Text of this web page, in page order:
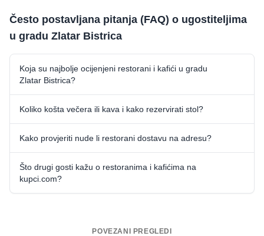
Često postavljana pitanja (FAQ) o ugostiteljima
u gradu Zlatar Bistrica
Koja su najbolje ocijenjeni restorani i kafići u gradu
Zlatar Bistrica?
Koliko košta večera ili kava i kako rezervirati stol?
Kako provjeriti nude li restorani dostavu na adresu?
Što drugi gosti kažu o restoranima i kafićima na
kupci.com?
POVEZANI PREGLEDI